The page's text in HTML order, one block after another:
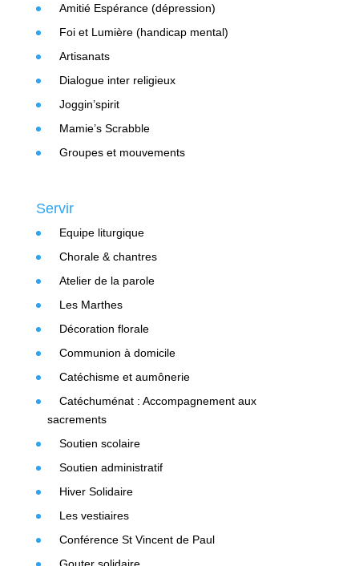
Amitié Espérance (dépression)
Foi et Lumière (handicap mental)
Artisanats
Dialogue inter religieux
Joggin’spirit
Mamie’s Scrabble
Groupes et mouvements
Servir
Equipe liturgique
Chorale & chantres
Atelier de la parole
Les Marthes
Décoration florale
Communion à domicile
Catéchisme et aumônerie
Catéchuménat : Accompagnement aux
sacrements
Soutien scolaire
Soutien administratif
Hiver Solidaire
Les vestiaires
Conférence St Vincent de Paul
Gouter solidaire